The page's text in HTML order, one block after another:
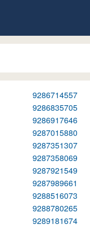
9286714557
9286835705
9286917646
9287015880
9287351307
9287358069
9287921549
9287989661
9288516073
9288780265
9289181674